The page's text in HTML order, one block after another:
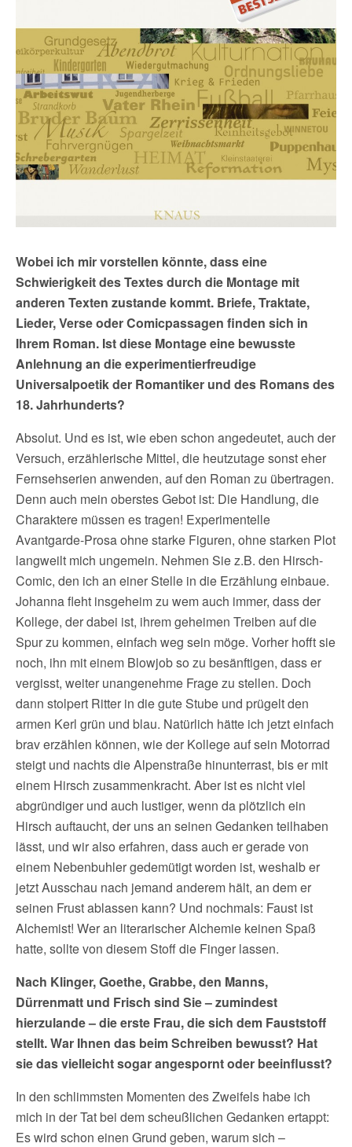
Wobei ich mir vorstellen könnte, dass eine
Schwierigkeit des Textes durch die Montage mit
anderen Texten zustande kommt. Briefe, Traktate,
Lieder, VerseoderComicpassagen finden sich in
Ihrem Roman. Ist diese Montage eine bewusste
Anlehnung an die experimentierfreudige
Universalpoetik der Romantiker und des Romans des
18. Jahrhunderts?
Absolut. Und es ist, wie eben schon angedeutet, auch der
Versuch, erzählerische Mittel, die heutzutage sonst eher
Fernsehserien anwenden, auf den Roman zu übertragen.
Denn auch mein oberstes Gebot ist: Die Handlung, die
Charaktere müssen es tragen! Experimentelle
Avantgarde-Prosa ohne starke Figuren, ohne starken Plot
langweilt mich ungemein. Nehmen Sie z.B. den Hirsch-
Comic, den ich an einer Stelle in die Erzählung einbaue.
Johanna fleht insgeheim zu wem auch immer, dass der
Kollege, der dabei ist, ihrem geheimen Treiben auf die
Spur zu kommen, einfach weg sein möge. Vorher hofft sie
noch, ihn mit einem Blowjob so zu besänftigen, dass er
vergisst, weiter unangenehme Frage zu stellen. Doch
dann stolpert Ritter in die gute Stube und prügelt den
armen Kerl grün und blau. Natürlich hätte ich jetzt einfach
brav erzählen können, wie der Kollege auf sein Motorrad
steigt und nachts die Alpenstraße hinunterrast, bis er mit
einem Hirsch zusammenkracht. Aber ist es nicht viel
abgründiger und auch lustiger, wenn da plötzlich ein
Hirsch auftaucht, der uns an seinen Gedanken teilhaben
lässt, und wir also erfahren, dass auch er gerade von
einem Nebenbuhler gedemütigt worden ist, weshalb er
jetzt Ausschau nach jemand anderem hält, an dem er
seinen Frust ablassen kann? Und nochmals: Faust ist
Alchemist! Wer an literarischer Alchemie keinen Spaß
hatte, sollte von diesem Stoff die Finger lassen.
Nach Klinger, Goethe, Grabbe, den Manns,
Dürrenmatt und Frisch sind Sie – zumindest
hierzulande – die erste Frau, die sich dem Fauststoff
stellt. War Ihnen das beim Schreiben bewusst? Hat
sie das vielleicht sogar angespornt oder beeinflusst?
In den schlimmsten Momenten des Zweifels habe ich
mich in der Tat bei dem scheußlichen Gedanken ertappt:
Es wird schon einen Grund geben, warum sich –